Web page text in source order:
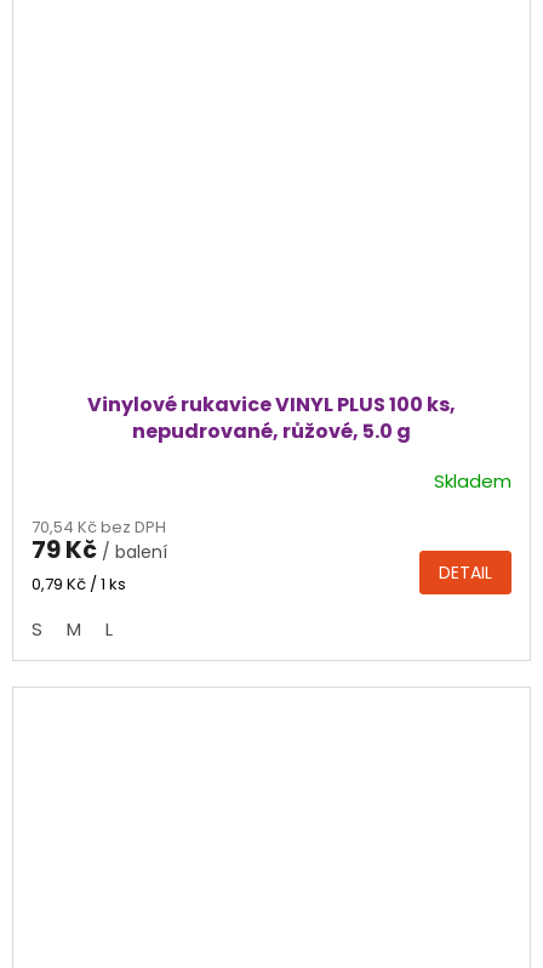
Vinylové rukavice VINYL PLUS 100 ks,
nepudrované, růžové, 5.0 g
produktu
je
4,7
5
hvězdiček.
Skladem
70,54 Kč bez DPH
79 Kč / balení
Měrná
0,79 Kč / 1 ks DETAIL
S M L